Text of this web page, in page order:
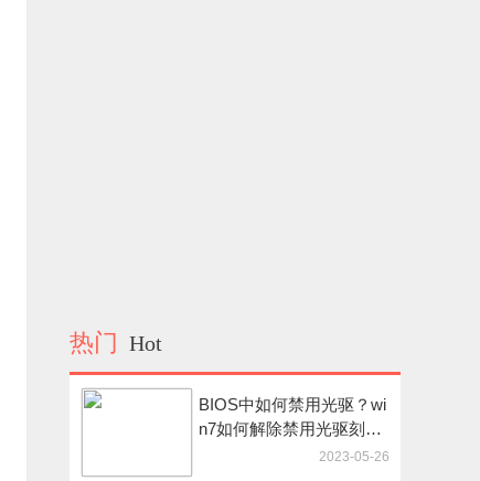
热门 Hot
BIOS中如何禁用光驱？wi
n7如何解除禁用光驱刻录
2023-05-26